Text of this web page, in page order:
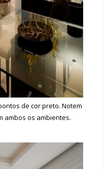
de cor preto. Notem
ambos os ambientes.